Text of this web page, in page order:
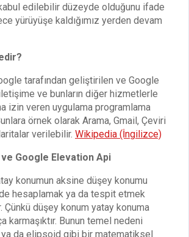
edilebilir düzeyde olduğunu ifade
yürüyüşe kaldığımız yerden devam
tarafından geliştirilen ve Google
ve bunların diğer hizmetlerle
izin veren uygulama programlama
örnek olarak Arama, Gmail, Çeviri
verilebilir. Wikipedia (İngilizce)
Google Elevation Api
konumun aksine düşey konumu
hesaplamak ya da tespit etmek
Çünkü düşey konum yatay konuma
karmaşıktır. Bunun temel nedeni
ya da elipsoid gibi bir matematiksel